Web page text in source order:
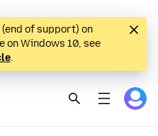
of support) on
on Windows 10, see
.